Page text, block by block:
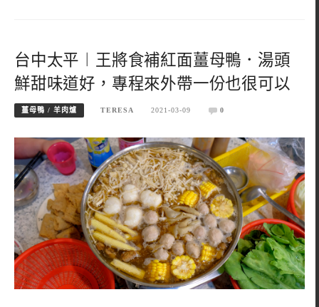
台中太平︱王將食補紅面薑母鴨．湯頭
鮮甜味道好，專程來外帶一份也很可以
薑母鴨 / 羊肉爐 TERESA 2021-03-09 0